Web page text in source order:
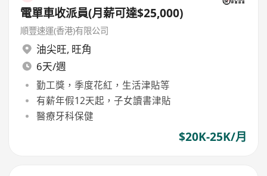
電單車收派員(月薪可達$25,000)
順豐速運(香港)有限公司
油尖旺, 旺角
6天/週
勤工獎，季度花紅，生活津貼等
有薪年假12天起，子女讀書津貼
醫療牙科保健
$20K-25K/月